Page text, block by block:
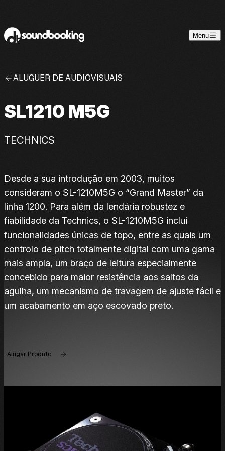
Menu
ALUGUER DE AUDIOVISUAIS
SL1210 M5G
TECHNICS
Desde a sua introdução em 2003, muitos
consideram o SL-1210M5G o “Grand Master” da
linha 1200. Para além da lendária robustez e
fiabilidade da Technics, o SL-1210M5G inclui
funcionalidades únicas de topo, entre as quais um
controlo de pitch totalmente digital com uma gama
mais ampla, um braço de leitura especialmente
concebido para maior resistência aos saltos da
agulha, um mecanismo de travagem de ajuste fácil e
um acabamento em aço escovado preto.
Alugar Produto